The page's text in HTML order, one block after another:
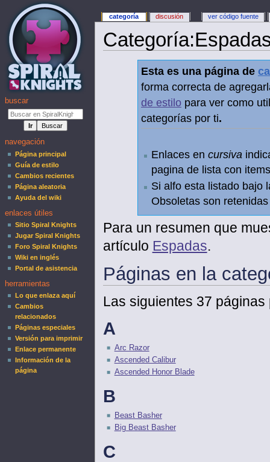
Categoría:
Esta es una página de
forma correcta de
de estilopara ver como
categorías por ti.
Enlaces encursiva
pagina de lista con
Si alfo esta listado bajo
Obsoletas son
Para un resumen que
artículo Espadas.
Páginas en la
Las siguientes 37
A
Arc Razor
Ascended Calibur
Ascended Honor Blade
B
Beast Basher
Big Beast Basher
C
categoría discusión ver código fuente
buscar
navegación
Página principal
Guía de estilo
Cambios recientes
Página aleatoria
Ayuda del wiki
enlaces útiles
Sitio Spiral Knights
Jugar Spiral Knights
Foro Spiral Knights
Wiki en inglés
Portal de asistencia
herramientas
Lo que enlaza aquí
Cambios
relacionados
Páginas especiales
Versión para imprimir
Enlace permanente
Información de la
página